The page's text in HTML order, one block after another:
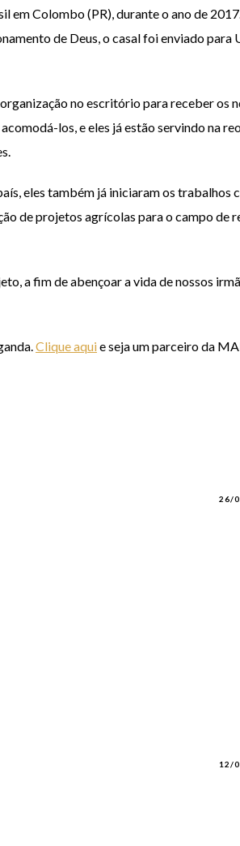
em Colombo (PR), durante o ano de
de Deus, o casal foi enviado para
no escritório para receber os
los, e eles já estão servindo na
eles também já iniciaram os trabalhos
de projetos agrícolas para o campo de
a fim de abençoar a vida de nossos
Clique aquie seja um parceiro da
26/
12/